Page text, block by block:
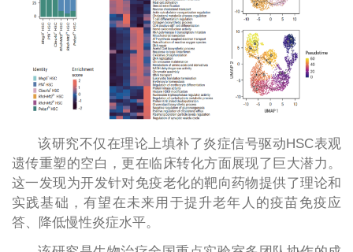
该研究不仅在理论上填补了炎症信号驱动HSC表观
遗传重塑的空白，更在临床转化方面展现了巨大潜力。
这一发现为开发针对免疫老化的靶向药物提供了理论和
实践基础，有望在未来用于提升老年人的疫苗免疫应
答、降低慢性炎症水平。